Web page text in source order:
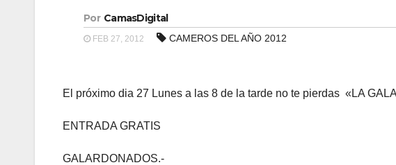
Por CamasDigital
FEB 27, 2012 CAMEROS DEL AÑO 2012
El próximo dia 27 Lunes a las 8 de la tarde no te pierdas «LA
ENTRADA GRATIS
GALARDONADOS.-